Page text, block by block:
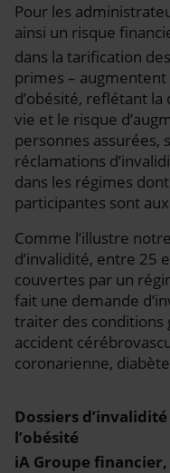
Pour les
ainsi un risque
dans la tarification
primes –
d’obésité, reflétant la
vie et le risque
personnes assurées,
réclamations
dans les régimes
participantes sont
Comme l’illustre
d’invalidité, entre 25
couvertes par un
fait une demande
traiter des conditions
accident
coronarienne,
Dossiers
l’obésité
iA Groupe financier,